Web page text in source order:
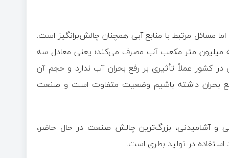
مسائل مرتبط با منابع آبی همچنان چالش‌برانگیز است.
سه میلیون متر مکعب آب مصرف می‌کند؛ یعنی معادل سه
در کشور عملاً تأثیری بر رفع بحران آب ندارد و حجم آن
بحران داشته باشیم وضعیت متفاوت است و صنعت
و آشامیدنی، بزرگ‌ترین چالش صنعت در حال حاضر،
استفاده در تولید بطری است.